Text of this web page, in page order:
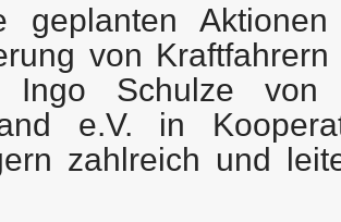
geplanten
von
Schulze von
e.V. in
zahlreich und